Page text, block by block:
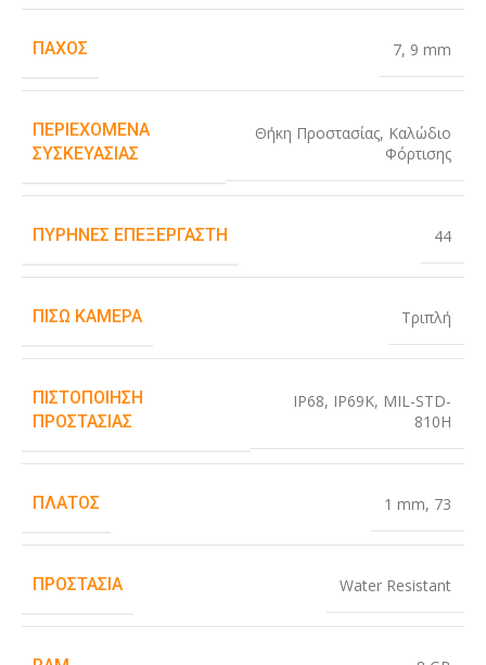
ΠΆΧΟΣ 7, 9 mm
ΠΕΡΙΕΧΌΜΕΝΑ
ΣΥΣΚΕΥΑΣΊΑΣ
Θήκη Προστασίας, Καλώδιο
Φόρτισης
ΠΥΡΉΝΕΣ ΕΠΕΞΕΡΓΑΣΤΉ 44
ΠΊΣΩ ΚΆΜΕΡΑ Τριπλή
ΠΙΣΤΟΠΟΊΗΣΗ
ΠΡΟΣΤΑΣΊΑΣ
IP68, IP69K, MIL-STD-
810H
ΠΛΆΤΟΣ 1 mm, 73
ΠΡΟΣΤΑΣΊΑ Water Resistant